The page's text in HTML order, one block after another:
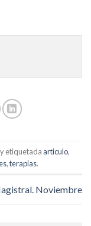
y etiquetada articulo,
,terapias.
Noviembre